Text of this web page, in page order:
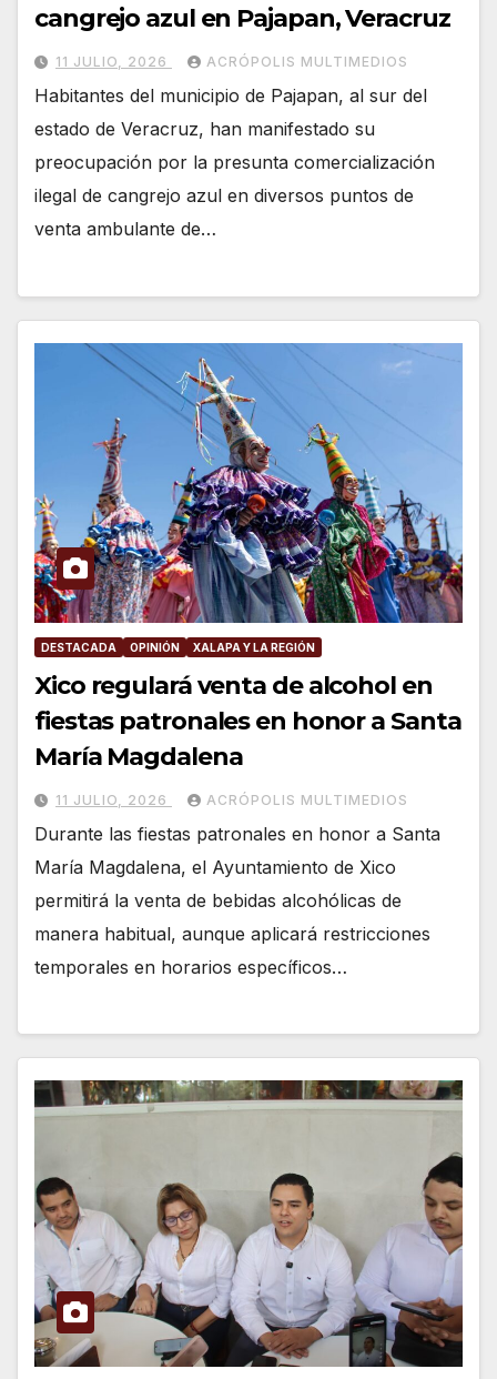
cangrejo azul en Pajapan, Veracruz
11 JULIO, 2026 ACRÓPOLIS MULTIMEDIOS
Habitantes del municipio de Pajapan, al sur del
estado de Veracruz, han manifestado su
preocupación por la presunta comercialización
ilegal de cangrejo azul en diversos puntos de
venta ambulante de…
DESTACADA OPINIÓN XALAPA Y LA REGIÓN
Xico regulará venta de alcohol en
fiestas patronales en honor a Santa
María Magdalena
11 JULIO, 2026 ACRÓPOLIS MULTIMEDIOS
Durante las fiestas patronales en honor a Santa
María Magdalena, el Ayuntamiento de Xico
permitirá la venta de bebidas alcohólicas de
manera habitual, aunque aplicará restricciones
temporales en horarios específicos…